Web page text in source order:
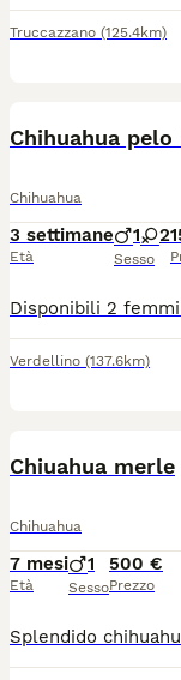
Truccazzano (125.4km)
Chihuahua pelo
Chihuahua
3 settimane
Età
1 2
Sesso
Verdellino (137.6km)
Chiuahua merle
Chihuahua
7 mesi
Età
1
Sesso
500 €
Prezzo